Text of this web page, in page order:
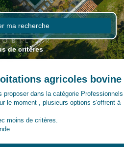
ma recherche
de critères
agricoles bovine
proposer dans la catégorie Professionnels
le moment , plusieurs options s'offrent à
moins de critères.